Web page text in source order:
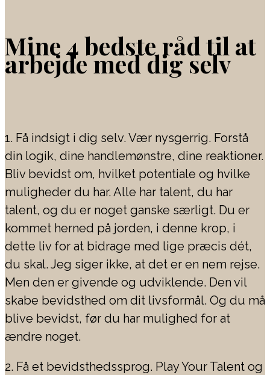
Mine 4 bedste råd til at
arbejde med dig selv
1. Få indsigt i dig selv. Vær nysgerrig. Forstå
din logik, dine handlemønstre, dine reaktioner.
Bliv bevidst om, hvilket potentiale og hvilke
muligheder du har. Alle har talent, du har
talent, og du er noget ganske særligt. Du er
kommet herned på jorden, i denne krop, i
dette liv for at bidrage med lige præcis dét,
du skal. Jeg siger ikke, at det er en nem rejse.
Men den er givende og udviklende. Den vil
skabe bevidsthed om dit livsformål. Og du må
blive bevidst, før du har mulighed for at
ændre noget.
2. Få et bevidsthedssprog. Play Your Talent og